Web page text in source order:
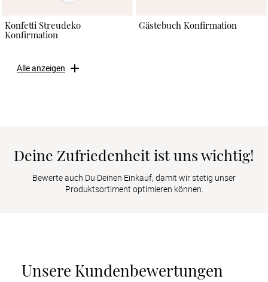
Konfetti Streudeko
Konfirmation
Gästebuch Konfirmation
Alle anzeigen
Deine Zufriedenheit ist uns wichtig!
Bewerte auch Du Deinen Einkauf, damit wir stetig unser
Produktsortiment optimieren können.
Unsere Kundenbewertungen